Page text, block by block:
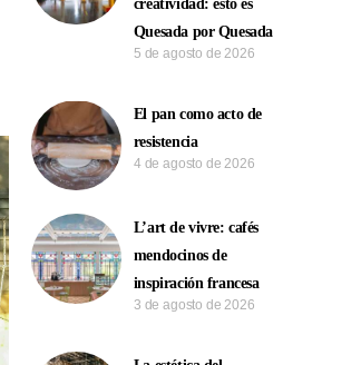
creatividad: esto es
Quesada por Quesada
5 de agosto de 2026
El pan como acto de
resistencia
4 de agosto de 2026
L’art de vivre: cafés
mendocinos de
inspiración francesa
3 de agosto de 2026